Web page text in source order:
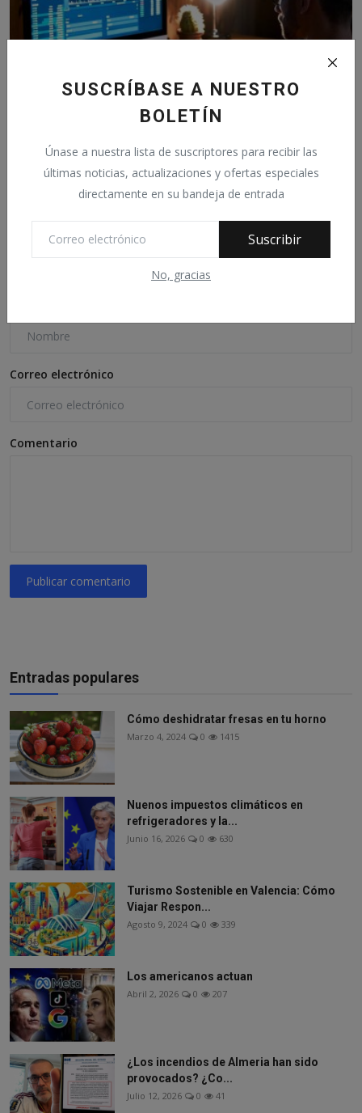
SUSCRÍBASE A NUESTRO
BOLETÍN
Únase a nuestra lista de suscriptores para recibir las
últimas noticias, actualizaciones y ofertas especiales
directamente en su bandeja de entrada
Suscribir
No, gracias
Binance compra a su rival FTX para paliar su "crisis de...
Correo electrónico
Comentario
Publicar comentario
Entradas populares
Cómo deshidratar fresas en tu horno
Marzo 4, 2024 0 1415
Nuenos impuestos climáticos en
refrigeradores y la...
Junio 16, 2026 0 630
Turismo Sostenible en Valencia: Cómo
Viajar Respon...
Agosto 9, 2024 0 339
Los americanos actuan
Abril 2, 2026 0 207
¿Los incendios de Almeria han sido
provocados? ¿Co...
Julio 12, 2026 0 41